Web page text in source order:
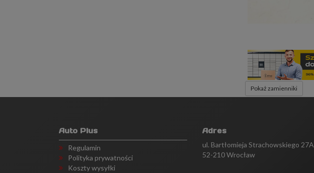
Pokaż zamienniki
Auto Plus
Regulamin
Polityka prywatności
Koszty wysyłki
Adres
ul. Bartłomieja Strachowskiego 27A
52-210 Wrocław